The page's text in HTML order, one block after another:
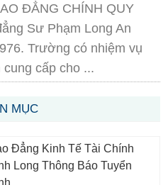
ĐẲNG CHÍNH QUY
Sư Phạm Long An
Trường có nhiệm vụ
cấp cho ...
MỤC
Đẳng Kinh Tế Tài Chính
Long Thông Báo Tuyển